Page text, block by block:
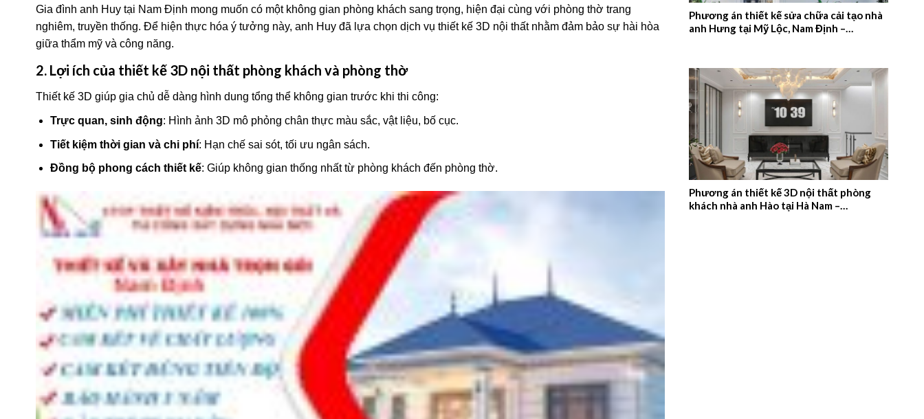
Gia đình anh Huy tại Nam Định mong muốn có một không gian phòng khách sang trọng, hiện đại cùng với phòng thờ trang
nghiêm, truyền thống. Để hiện thực hóa ý tưởng này, anh Huy đã lựa chọn dịch vụ thiết kế 3D nội thất nhằm đảm bảo sự hài hòa
giữa thẩm mỹ và công năng.
2. Lợi ích của thiết kế 3D nội thất phòng khách và phòng thờ
Thiết kế 3D giúp gia chủ dễ dàng hình dung tổng thể không gian trước khi thi công:
Trực quan, sinh động: Hình ảnh 3D mô phỏng chân thực màu sắc, vật liệu, bố cục.
Tiết kiệm thời gian và chi phí: Hạn chế sai sót, tối ưu ngân sách.
Đồng bộ phong cách thiết kế: Giúp không gian thống nhất từ phòng khách đến phòng thờ.
Phương án thiết kế sửa chữa cải tạo nhà
anh Hưng tại Mỹ Lộc, Nam Định –
Phương án thiết kế 3D nội thất phòng
khách nhà anh Hào tại Hà Nam –